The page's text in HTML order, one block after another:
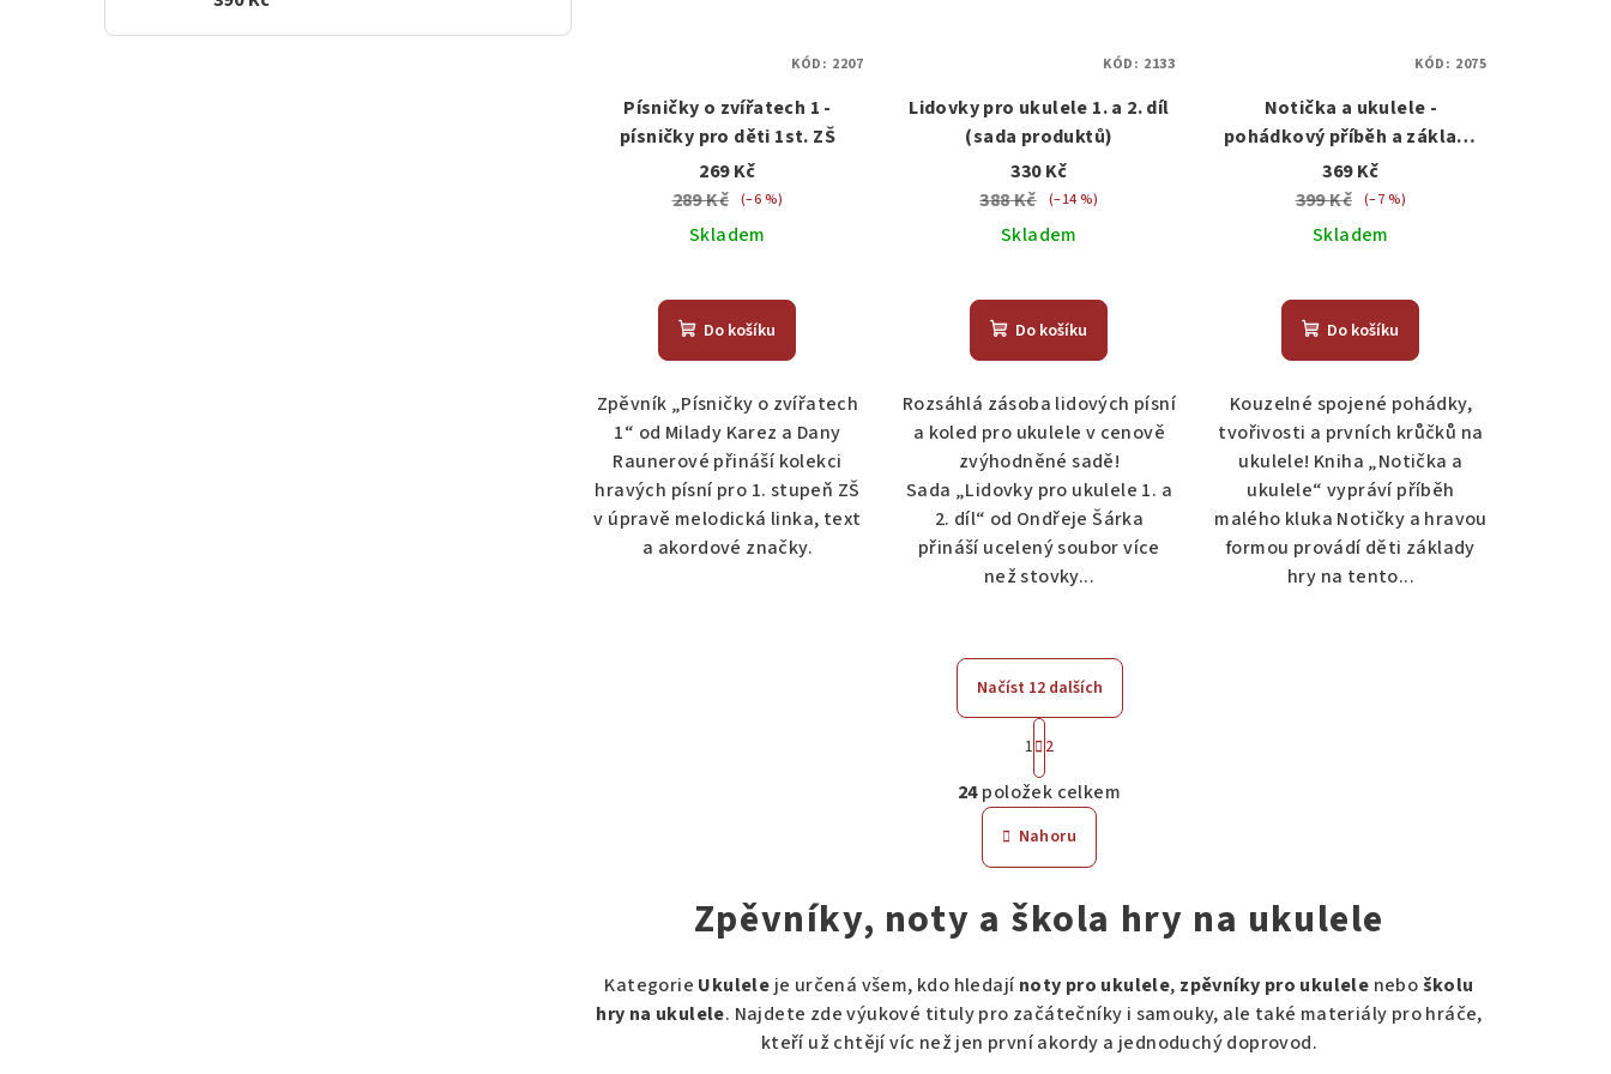
Písničky o zvířatech 1 -
písničky pro děti 1st. ZŠ
269 Kč
289 Kč (–6 %)
Skladem
Do košíku
Zpěvník „Písničky o zvířatech
1“ od Milady Karez a Dany
Raunerové přináší kolekci
hravých písní pro 1. stupeň ZŠ
v úpravě melodická linka, text
a akordové značky.
KÓD: 2207
Lidovky pro ukulele 1. a 2. díl
(sada produktů)
330 Kč
388 Kč
(–14 %)
Skladem
Do košíku
Rozsáhlá zásoba lidových písní
a koled pro ukulele v cenově
zvýhodněné sadě!
Sada „Lidovky pro ukulele 1. a
2. díl“ od Ondřeje Šárka
přináší ucelený soubor více
než stovky...
KÓD: 2133
Notička a ukulele -
pohádkový příběh a základy
hry na ukulele
369 Kč
399 Kč (–7 %)
Skladem
Do košíku
Kouzelné spojené pohádky,
tvořivosti a prvních krůčků na
ukulele! Kniha „Notička a
ukulele“ vypráví příběh
malého kluka Notičky a hravou
formou provádí děti základy
hry na tento...
KÓD: 2075
O
v
l
á
d
a
c
í
p
Načíst 12 dalších
S
t
r
á
n
k
v
n
í
1 2
24položek celkem
Nahoru
Zpěvníky, noty a škola hry na ukulele
Kategorie Ukulele je určená všem, kdo hledajínoty pro ukulele, zpěvníky pro ukulele neboškolu
hry na ukulele. Najdete zde výukové tituly pro začátečníky i samouky, ale také materiály pro hráče,
kteří už chtějí víc než jen první akordy a jednoduchý doprovod.